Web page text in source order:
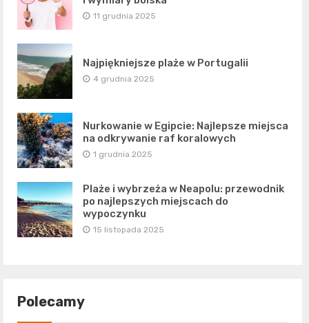
11 grudnia 2025
Najpiękniejsze plaże w Portugalii
4 grudnia 2025
Nurkowanie w Egipcie: Najlepsze miejsca
na odkrywanie raf koralowych
1 grudnia 2025
Plaże i wybrzeża w Neapolu: przewodnik
po najlepszych miejscach do
wypoczynku
15 listopada 2025
Polecamy